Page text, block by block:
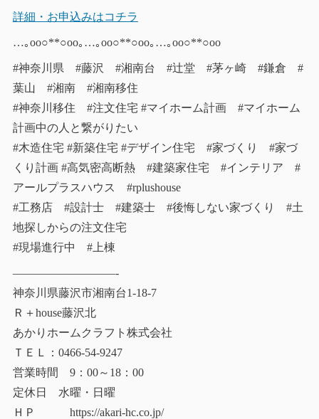
詳細・お申込みはコチラ
…｡oо○**○оo｡…｡oо○**○оo｡…｡oо○**○оo
#神奈川県 #藤沢 #湘南台 #辻堂 #茅ヶ崎 #鎌倉 #
葉山 #湘南 #湘南移住
#神奈川移住 #注文住宅 #マイホーム計画 #マイホーム
計画中の人と繋がりたい
#木造住宅 #新築住宅 #デザイン住宅 #家づくり #家づ
くり計画 #高気密高断熱 #建築家住宅 #インテリア #
アールプラスハウス #rplushouse
#工務店 #設計士 #建築士 #後悔しない家づくり #土
地探しからの注文住宅
#現場進行中 #上棟
—————————-
神奈川県藤沢市湘南台1-18-7
Ｒ＋house藤沢北
あかりホームクラフト株式会社
ＴＥＬ：0466-54-9247
営業時間 9：00～18：00
定休日 水曜・日曜
ＨＰ https://akari-hc.co.jp/